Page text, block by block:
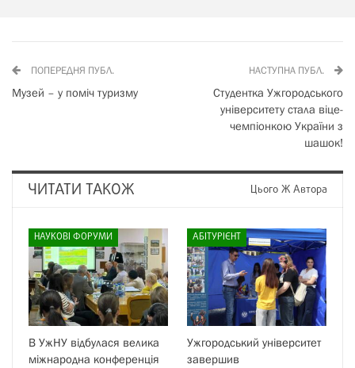
ПОПЕРЕДНЯ ПУБЛ.
Музей – у поміч туризму
НАСТУПНА ПУБЛ.
Студентка Ужгородського
університету стала віце-
чемпіонкою України з
шашок!
ЧИТАТИ ТАКОЖ Цього Ж Автора
НАУКОВІ ФОРУМИ
В УжНУ відбулася велика
міжнародна конференція
АБІТУРІЄНТ
Ужгородський університет
завершив